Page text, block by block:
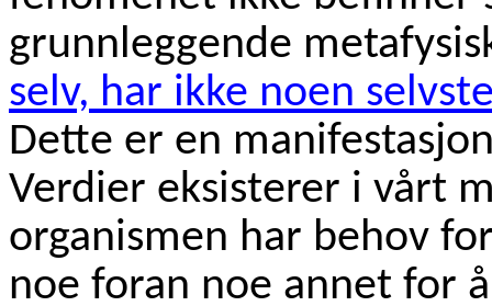
grunnleggende
selv, har ikke noen
Dette er en
Verdier eksisterer i vårt
organismen har behov
noe foran noe annet for